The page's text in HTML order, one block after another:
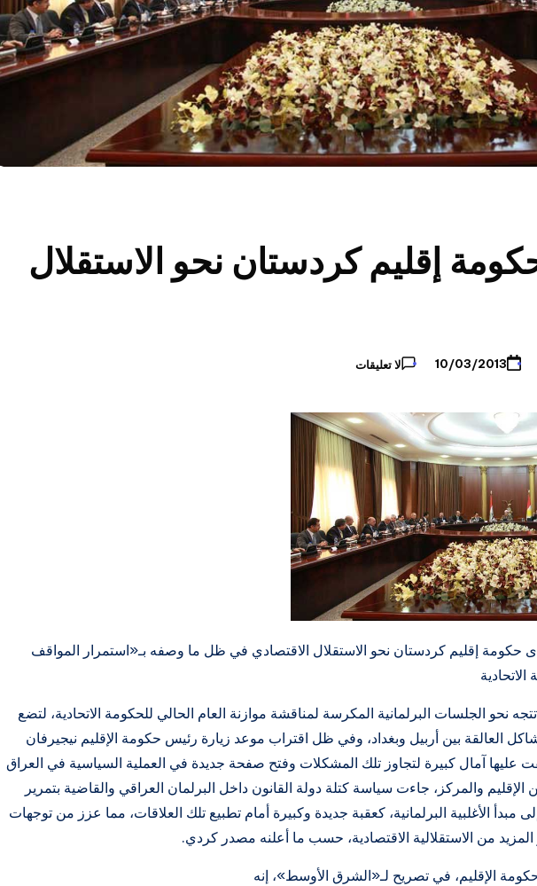
إقليم كردستان نحو الاستقلال
10/03/2013 لا تعليقات
إقليم كردستان نحو الاستقلال الاقتصادي في ظل ما وصفه بـ«استمرار المواقف
نحو الجلسات البرلمانية المكرسة لمناقشة موازنة العام الحالي للحكومة الاتحادية، لتضع
العالقة بين أربيل وبغداد، وفي ظل اقتراب موعد زيارة رئيس حكومة الإقليم نيجيرفان
عليها آمال كبيرة لتجاوز تلك المشكلات وفتح صفحة جديدة في العملية السياسية في العراق
الإقليم والمركز، جاءت سياسة كتلة دولة القانون داخل البرلمان العراقي والقاضية بتمرير
مبدأ الأغلبية البرلمانية، كعقبة جديدة وكبيرة أمام تطبيع تلك العلاقات، مما عزز من توجهات
من الاستقلالية الاقتصادية، حسب ما أعلنه مصدر كردي.
الإقليم، في تصريح لـ«الشرق الأوسط»، إنه